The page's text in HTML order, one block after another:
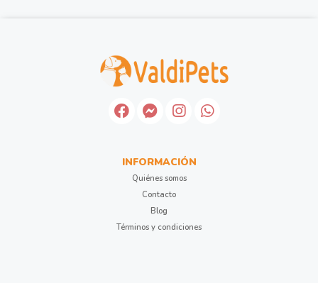
INFORMACIÓN
Quiénes somos
Contacto
Blog
Términos y condiciones